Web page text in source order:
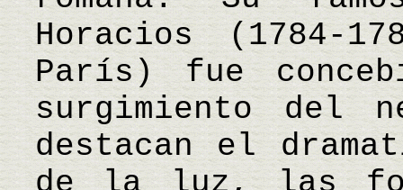
Horacios (1784-
París) fue
surgimiento del
destacan el